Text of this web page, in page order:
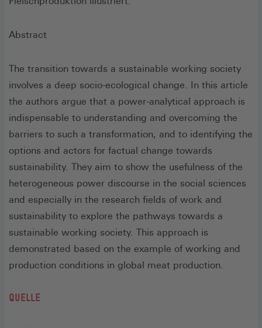
Abstract
The transition towards a sustainable working society
involves a deep socio-ecological change. In this article
the authors argue that a power-analytical approach is
indispensable to understanding and overcoming the
barriers to such a transformation, and to identifying the
options and actors for factual change towards
sustainability. They aim to show the usefulness of the
heterogeneous power discourse in the social sciences
and especially in the research fields of work and
sustainability to explore the pathways towards a
sustainable working society. This approach is
demonstrated based on the example of working and
production conditions in global meat production.
QUELLE